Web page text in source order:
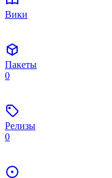
Вики
Пакеты
0
Релизы
0